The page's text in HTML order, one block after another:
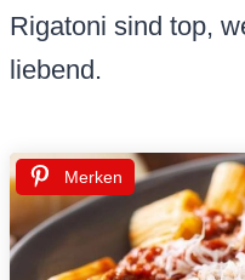
Rigatoni sind top,
liebend.
Merken